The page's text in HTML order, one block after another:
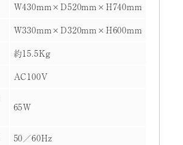
W430mm×D520mm×H740mm
W330mm×D320mm×H600mm
約15.5Kg
AC100V
65W
50／60Hz